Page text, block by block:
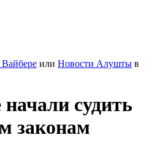
или Новости Алушты в
судить
законам